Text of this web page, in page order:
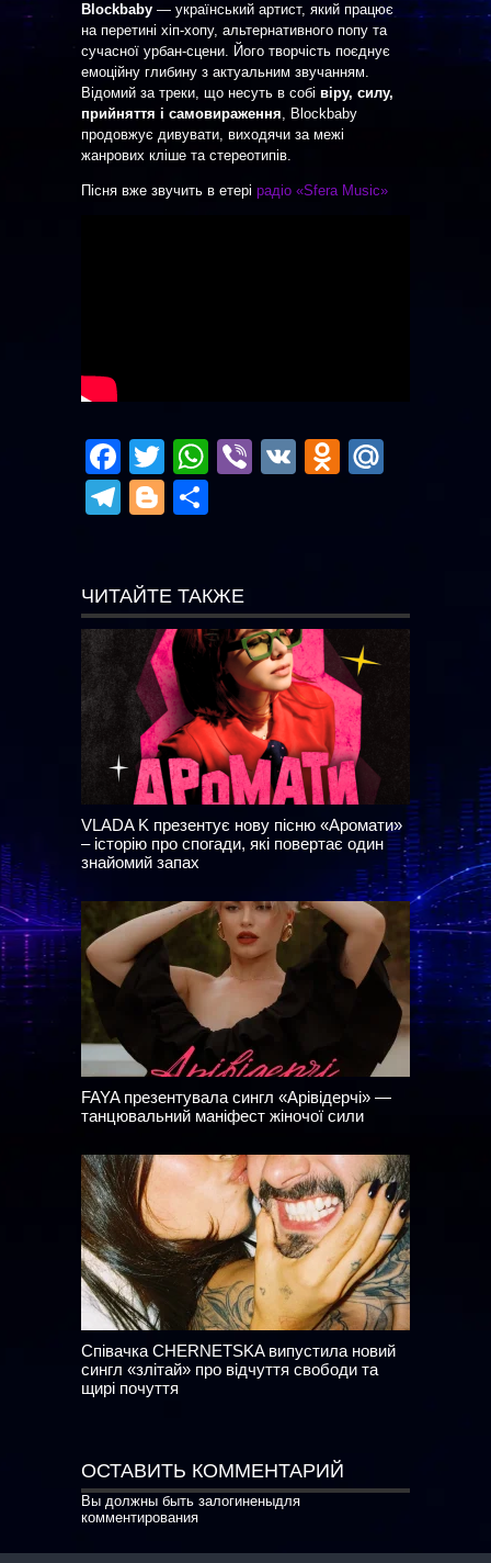
Blockbaby — український артист, який працює
на перетині хіп-хопу, альтернативного попу та
сучасної урбан-сцени. Його творчість поєднує
емоційну глибину з актуальним звучанням.
Відомий за треки, що несуть в собі віру, силу,
прийняття і самовираження, Blockbaby
продовжує дивувати, виходячи за межі
жанрових кліше та стереотипів.
Пісня вже звучить в етері радіо «Sfera Music»
Facebook
TwitterWhatsApp
Viber
VK
Telegram
Blogger
ЧИТАЙТЕ ТАКЖЕ
VLADA K презентує нову пісню «Аромати»
– історію про спогади, які повертає один
знайомий запах
FAYA презентувала сингл «Арівідерчі» —
танцювальний маніфест жіночої сили
Співачка CHERNETSKA випустила новий
сингл «злітай» про відчуття свободи та
щирі почуття
ОСТАВИТЬ КОММЕНТАРИЙ
Вы должны быть залогиненыдля
комментирования